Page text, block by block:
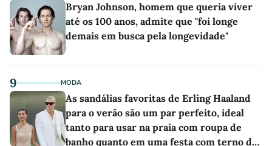
Bryan Johnson, homem que queria viver
até os 100 anos, admite que "foi longe
demais em busca pela longevidade"
9 MODA
As sandálias favoritas de Erling Haaland
para o verão são um par perfeito, ideal
tanto para usar na praia com roupa de
banho quanto em uma festa com terno de